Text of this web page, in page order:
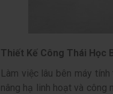
Thiết Kế Công Thái Học
Làm việc lâu bên máy
nâng hạ linh hoạt và công